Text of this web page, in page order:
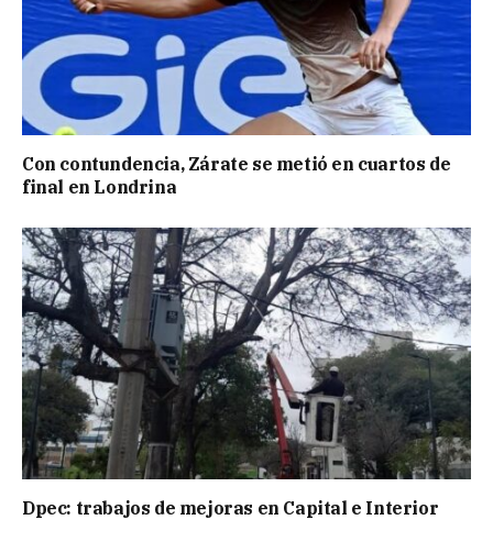
Con contundencia, Zárate se metió en cuartos de
final en Londrina
Dpec: trabajos de mejoras en Capital e Interior